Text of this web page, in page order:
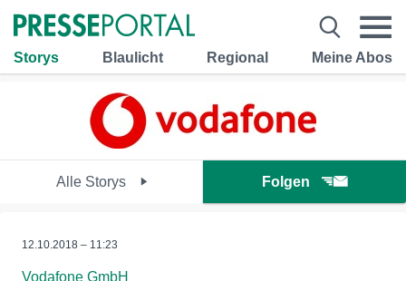
Storys Blaulicht Regional Meine Abos
Alle Storys Folgen
12.10.2018 – 11:23
Vodafone GmbH